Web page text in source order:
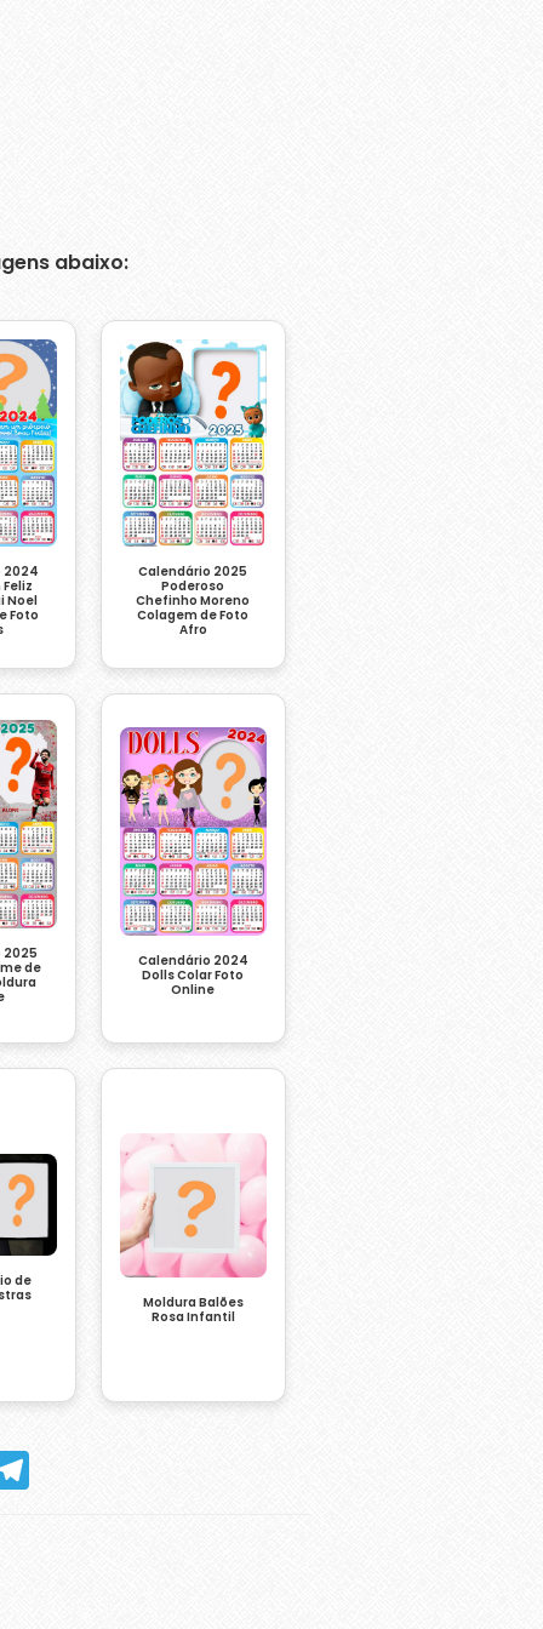
abaixo:
2024
Noel
Foto
Calendário 2025
Poderoso
Chefinho Moreno
Colagem de Foto
Afro
2025
de
Calendário 2024
Dolls Colar Foto
Online
de
Moldura Balões
Rosa Infantil
Telegram